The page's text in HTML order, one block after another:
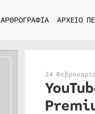
ΑΡΘΡΟΓΡΑΦΙΑ ΑΡΧΕΙΟ
24